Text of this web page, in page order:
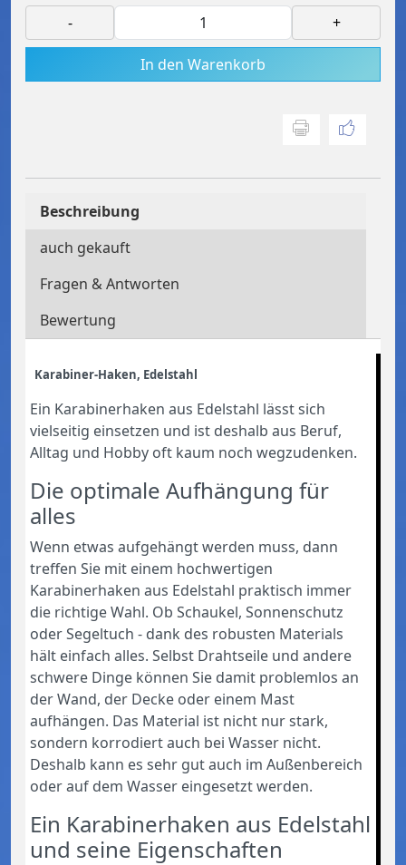
- +
In den Warenkorb
Beschreibung
auch gekauft
Fragen & Antworten
Bewertung
Karabiner-Haken, Edelstahl
Ein Karabinerhaken aus Edelstahl lässt sich
vielseitig einsetzen und ist deshalb aus Beruf,
Alltag und Hobby oft kaum noch wegzudenken.
Die optimale Aufhängung für
alles
Wenn etwas aufgehängt werden muss, dann
treffen Sie mit einem hochwertigen
Karabinerhaken aus Edelstahl praktisch immer
die richtige Wahl. Ob Schaukel, Sonnenschutz
oder Segeltuch - dank des robusten Materials
hält einfach alles. Selbst Drahtseile und andere
schwere Dinge können Sie damit problemlos an
der Wand, der Decke oder einem Mast
aufhängen. Das Material ist nicht nur stark,
sondern korrodiert auch bei Wasser nicht.
Deshalb kann es sehr gut auch im Außenbereich
oder auf dem Wasser eingesetzt werden.
Ein Karabinerhaken aus Edelstahl
und seine Eigenschaften